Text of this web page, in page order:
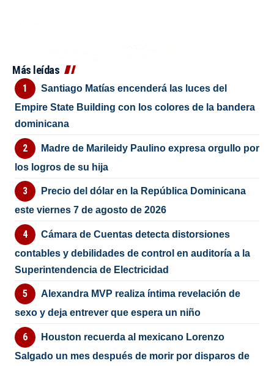
Más leídas
Santiago Matías encenderá las luces del
Empire State Building con los colores de la bandera
dominicana
Madre de Marileidy Paulino expresa orgullo por
los logros de su hija
Precio del dólar en la República Dominicana
este viernes 7 de agosto de 2026
Cámara de Cuentas detecta distorsiones
contables y debilidades de control en auditoría a la
Superintendencia de Electricidad
Alexandra MVP realiza íntima revelación de
sexo y deja entrever que espera un niño
Houston recuerda al mexicano Lorenzo
Salgado un mes después de morir por disparos de